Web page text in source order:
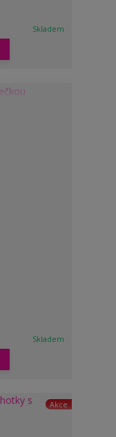
Skladem
Skladem
Akce